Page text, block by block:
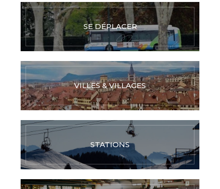
SE DÉPLACER
VILLES & VILLAGES
STATIONS